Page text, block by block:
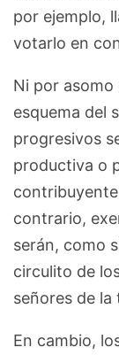
por ejemplo,
votarlo en
Ni por asomo
esquema del
progresivos
productiva o
contrario,
serán, como
circulito de
señores de la
En cambio,